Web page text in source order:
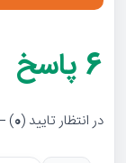
6 پاسخ
در انتظار تایید (0
)